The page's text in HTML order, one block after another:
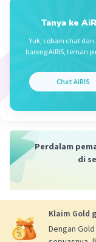
Tanya ke
Yuk, cobain chat dan
bareng AiRIS, teman
Chat AiRIS
Perdalam
di
Klaim Gold
Dengan